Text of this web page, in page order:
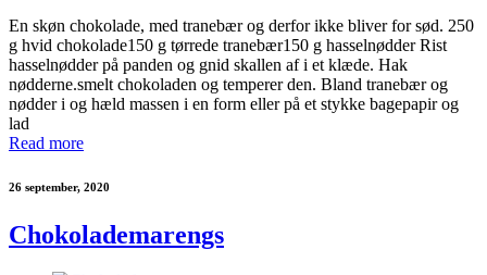
En skøn chokolade, med tranebær og derfor ikke bliver for sød. 250
g hvid chokolade150 g tørrede tranebær150 g hasselnødder Rist
hasselnødder på panden og gnid skallen af i et klæde. Hak
nødderne.smelt chokoladen og temperer den. Bland tranebær og
nødder i og hæld massen i en form eller på et stykke bagepapir og
lad
Read more
26 september, 2020
Chokolademarengs